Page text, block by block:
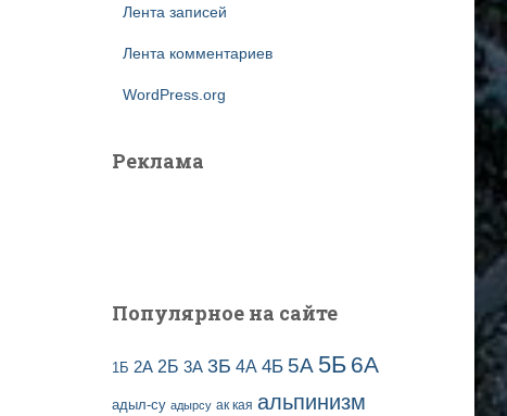
Лента записей
Лента комментариев
WordPress.org
Реклама
Популярное на сайте
1Б 2А 2Б 3А 3Б 4А 4Б 5А 5Б 6А
адыл-су адырсу ак кая альпинизм